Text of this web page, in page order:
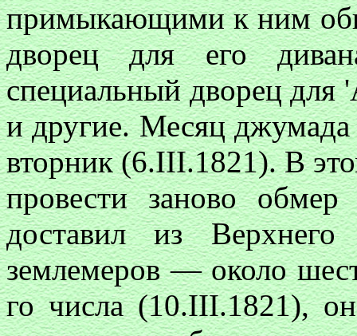
примыкающими к ним
дворец для его
специальный дворец
и другие. Месяц джумада
вторник (6.III.1821). В
провести заново
доставил из Верхнего
землемеров — около
го числа (10.III.1821),